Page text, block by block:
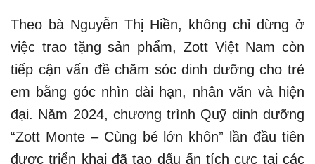
Theo bà Nguyễn Thị Hiền, không chỉ dừng ở
việc trao tặng sản phẩm, Zott Việt Nam còn
tiếp cận vấn đề chăm sóc dinh dưỡng cho trẻ
em bằng góc nhìn dài hạn, nhân văn và hiện
đại. Năm 2024, chương trình Quỹ dinh dưỡng
“Zott Monte – Cùng bé lớn khôn” lần đầu tiên
được triển khai đã tạo dấu ấn tích cực tại các